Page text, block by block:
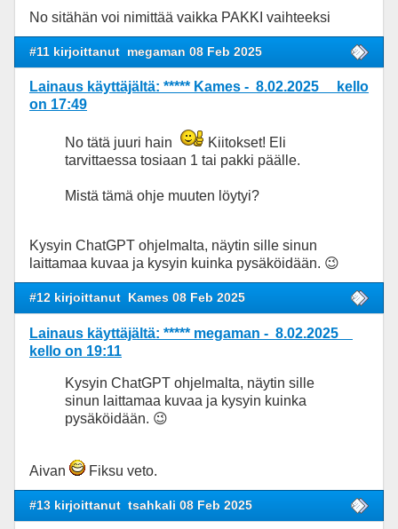
No sitähän voi nimittää vaikka PAKKI vaihteeksi
#11 kirjoittanut megaman 08 Feb 2025
Lainaus käyttäjältä: ***** Kames - 8.02.2025 kello
on 17:49
No tätä juuri hain
Kiitokset! Eli
tarvittaessa tosiaan 1 tai pakki päälle.
Mistä tämä ohje muuten löytyi?
Kysyin ChatGPT ohjelmalta, näytin sille sinun
laittamaa kuvaa ja kysyin kuinka pysäköidään. 😉
#12 kirjoittanut Kames 08 Feb 2025
Lainaus käyttäjältä: ***** megaman - 8.02.2025
kello on 19:11
Kysyin ChatGPT ohjelmalta, näytin sille
sinun laittamaa kuvaa ja kysyin kuinka
pysäköidään. 😉
Aivan Fiksu veto.
#13 kirjoittanut tsahkali 08 Feb 2025